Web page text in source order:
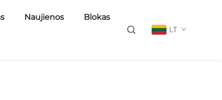
Naujienos Blokas
LT